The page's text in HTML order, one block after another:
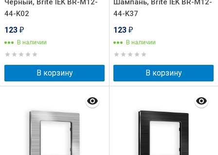
Черный, Brite IEK BR-M12-
44-K02
123 ₽
В наличии
В корзину
Шампань, Brite IEK BR-M12-
44-K37
123 ₽
В наличии
В корзину